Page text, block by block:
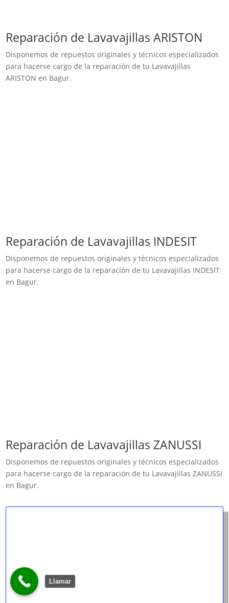
Reparación de Lavavajillas ARISTON
Disponemos de repuestos originales y técnicos especializados
para hacerse cargo de la reparación de tu Lavavajillas
ARISTON en Bagur.
Reparación de Lavavajillas INDESIT
Disponemos de repuestos originales y técnicos especializados
para hacerse cargo de la reparación de tu Lavavajillas INDESIT
en Bagur.
Reparación de Lavavajillas ZANUSSI
Disponemos de repuestos originales y técnicos especializados
para hacerse cargo de la reparación de tu Lavavajillas ZANUSSI
en Bagur.
Llamar